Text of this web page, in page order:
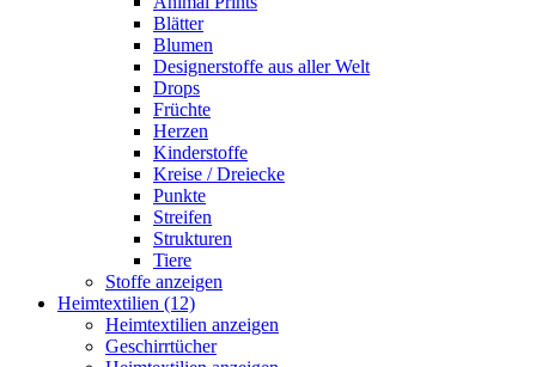
Blätter
Blumen
Designerstoffe aus aller Welt
Drops
Früchte
Herzen
Kinderstoffe
Kreise / Dreiecke
Punkte
Streifen
Strukturen
Tiere
Stoffe anzeigen
Heimtextilien (12)
Heimtextilien anzeigen
Geschirrtücher